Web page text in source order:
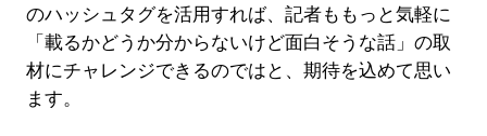
のハッシュタグを活用すれば、記者ももっと気軽に
「載るかどうか分からないけど面白そうな話」の取
材にチャレンジできるのではと、期待を込めて思い
ます。